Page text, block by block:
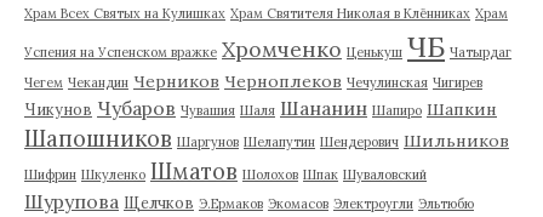
Храм Всех Святых на Кулишках Храм Святителя Николая в Клённиках Храм
Успения на Успенском вражке Хромченко Ценькуш ЧБ Чатырдаг
Чегем Чекандин Черников Черноплеков Чечулинская Чигирев
Чикунов Чубаров Чувашия Шаля Шананин Шапиро Шапкин
Шапошников Шаргунов Шелапутин Шендерович Шильников
Шифрин Шкуленко Шматов Шолохов Шпак Шуваловский
Шурупова Щелчков Э.Ермаков Экомасов Электроугли Эльтюбю